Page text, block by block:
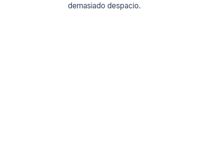
demasiado despacio.